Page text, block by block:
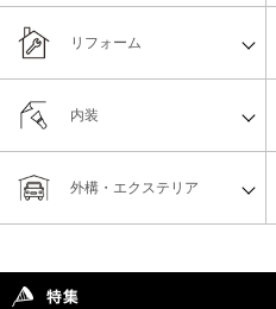
リフォーム
外構・エクステリア
内装